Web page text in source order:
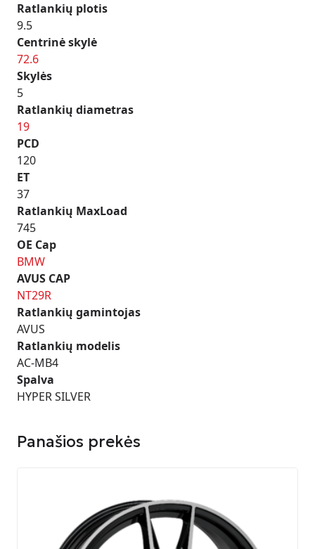
Ratlankių plotis
9.5
Centrinė skylė
72.6
Skylės
5
Ratlankių diametras
19
PCD
120
ET
37
Ratlankių MaxLoad
745
OE Cap
BMW
AVUS CAP
NT29R
Ratlankių gamintojas
AVUS
Ratlankių modelis
AC-MB4
Spalva
HYPER SILVER
Panašios prekės